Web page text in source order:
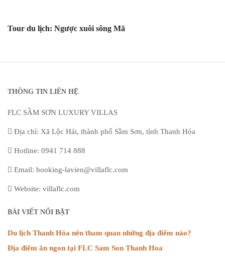
Tour du lịch: Ngược xuôi sông Mã
THÔNG TIN LIÊN HỆ
FLC SẦM SƠN LUXURY VILLAS
Địa chỉ: Xã Lộc Hải, thành phố Sầm Sơn, tỉnh Thanh Hóa
Hotline: 0941 714 888
Email: booking-lavien@villaflc.com
Website: villaflc.com
BÀI VIẾT NỔI BẬT
Du lịch Thanh Hóa nên tham quan những địa điểm nào?
Địa điểm ăn ngon tại FLC Sam Son Thanh Hoa